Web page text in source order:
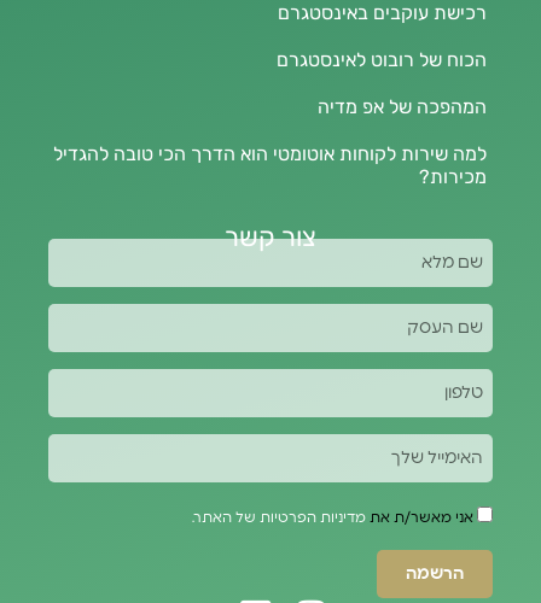
רכישת עוקבים באינסטגרם
הכוח של רובוט לאינסטגרם
המהפכה של אפ מדיה
למה שירות לקוחות אוטומטי הוא הדרך הכי טובה להגדיל
מכירות?
צור קשר
אני מאשר/ת את מדיניות הפרטיות של האתר.
הרשמה